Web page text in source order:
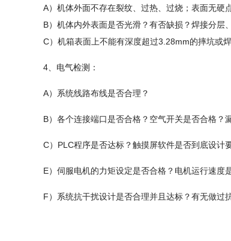
A）机体外面不存在裂纹、过热、过烧；表面无硬
B）机体内外表面是否光滑？有否缺损？焊接分层
C）机箱表面上不能有深度超过3.28mm的摔坑或
4、电气检测：
A）系统线路布线是否合理？
B）各个连接端口是否合格？空气开关是否合格？
C）PLC程序是否达标？触摸屏软件是否到底设计
E）伺服电机的力矩设定是否合格？电机运行速度
F）系统抗干扰设计是否合理并且达标？有无做过